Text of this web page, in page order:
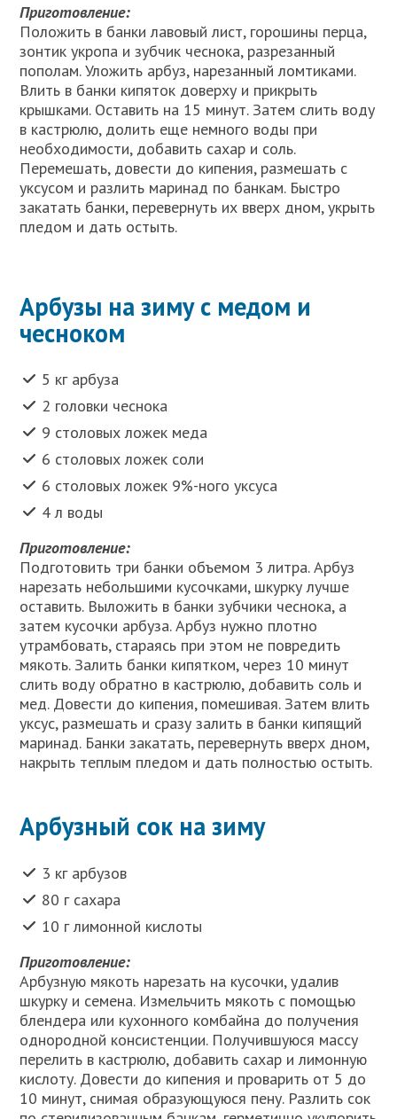
Приготовление:
Положить в банки лавовый лист, горошины перца,
зонтик укропа и зубчик чеснока, разрезанный
пополам. Уложить арбуз, нарезанный ломтиками.
Влить в банки кипяток доверху и прикрыть
крышками. Оставить на 15 минут. Затем слить воду
в кастрюлю, долить еще немного воды при
необходимости, добавить сахар и соль.
Перемешать, довести до кипения, размешать с
уксусом и разлить маринад по банкам. Быстро
закатать банки, перевернуть их вверх дном, укрыть
пледом и дать остыть.
Арбузы на зиму с медом и
чесноком
5 кг арбуза
2 головки чеснока
9 столовых ложек меда
6 столовых ложек соли
6 столовых ложек 9%-ного уксуса
4 л воды
Приготовление:
Подготовить три банки объемом 3 литра. Арбуз
нарезать небольшими кусочками, шкурку лучше
оставить. Выложить в банки зубчики чеснока, а
затем кусочки арбуза. Арбуз нужно плотно
утрамбовать, стараясь при этом не повредить
мякоть. Залить банки кипятком, через 10 минут
слить воду обратно в кастрюлю, добавить соль и
мед. Довести до кипения, помешивая. Затем влить
уксус, размешать и сразу залить в банки кипящий
маринад. Банки закатать, перевернуть вверх дном,
накрыть теплым пледом и дать полностью остыть.
Арбузный сок на зиму
3 кг арбузов
80 г сахара
10 г лимонной кислоты
Приготовление:
Арбузную мякоть нарезать на кусочки, удалив
шкурку и семена. Измельчить мякоть с помощью
блендера или кухонного комбайна до получения
однородной консистенции. Получившуюся массу
перелить в кастрюлю, добавить сахар и лимонную
кислоту. Довести до кипения и проварить от 5 до
10 минут, снимая образующуюся пену. Разлить сок